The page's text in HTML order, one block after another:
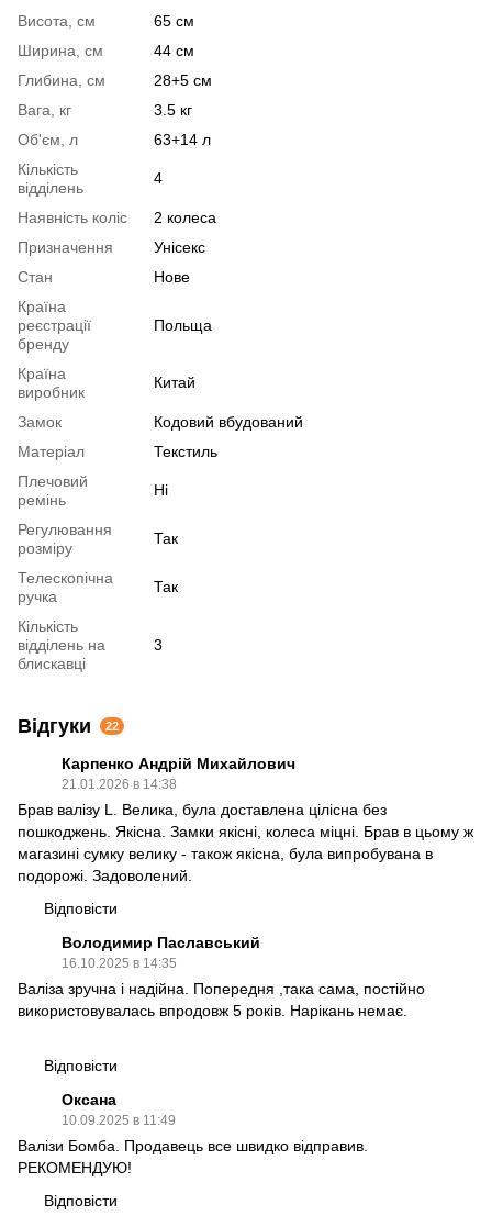
Висота, см
65 см
Ширина, см
44 см
Глибина, см
28+5 см
Вага, кг
3.5 кг
Об'єм, л
63+14 л
Кількість
відділень
4
Наявність коліс
2 колеса
Призначення
Унісекс
Стан
Нове
Країна
реєстрації
бренду
Польща
Країна
виробник
Китай
Замок
Кодовий вбудований
Матеріал
Текстиль
Плечовий
ремінь
Ні
Регулювання
розміру
Так
Телескопічна
ручка
Так
Кількість
відділень на
блискавці
3
Відгуки 22
Карпенко Андрій Михайлович
21.01.2026 в 14:38
Брав валізу L. Велика, була доставлена цілісна без
пошкоджень. Якісна. Замки якісні, колеса міцні. Брав в цьому ж
магазині сумку велику - також якісна, була випробувана в
подорожі. Задоволений.
Відповісти
Володимир Паславський
16.10.2025 в 14:35
Валіза зручна і надійна. Попередня ,така сама, постійно
використовувалась впродовж 5 років. Нарікань немає.
Відповісти
Оксана
10.09.2025 в 11:49
Валізи Бомба. Продавець все швидко відправив.
РЕКОМЕНДУЮ!
Відповісти